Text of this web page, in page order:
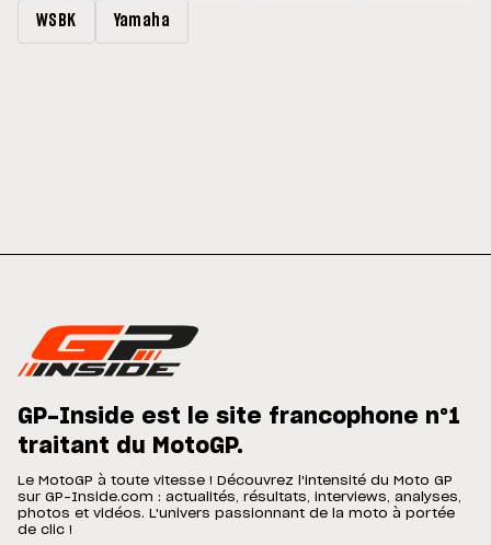
WSBK Yamaha
GP-Inside est le site francophone n°1
traitant du MotoGP.
Le MotoGP à toute vitesse ! Découvrez l'intensité du Moto GP
sur GP-Inside.com : actualités, résultats, interviews, analyses,
photos et vidéos. L'univers passionnant de la moto à portée
de clic !